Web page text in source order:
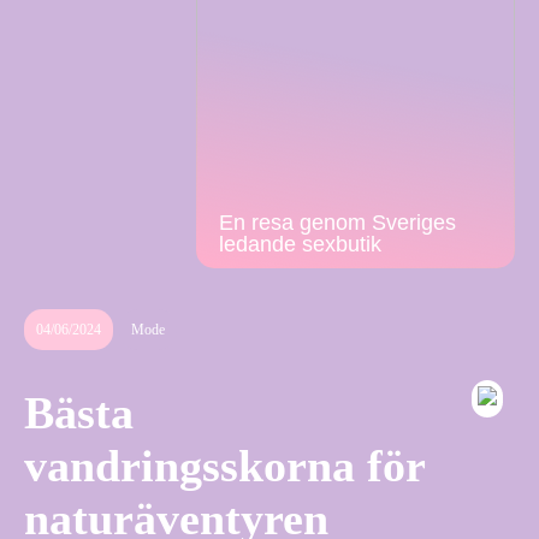
En resa genom Sveriges
ledande sexbutik
04/06/2024 Mode
Bästa
vandringsskorna för
naturäventyren